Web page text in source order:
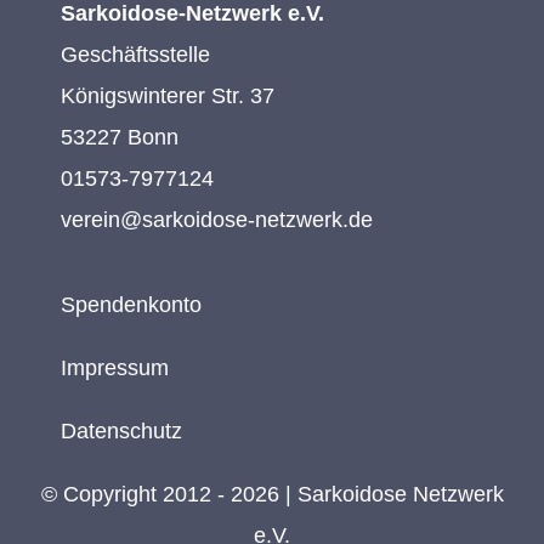
Sarkoidose-Netzwerk e.V.
Geschäftsstelle
Königswinterer Str. 37
53227 Bonn
01573-7977124
verein@sarkoidose-netzwerk.de
Spendenkonto
Impressum
Datenschutz
© Copyright 2012 - 2026 | Sarkoidose Netzwerk
e.V.